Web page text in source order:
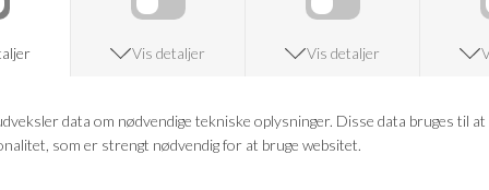
BLACK COLOUR
BLACK COLOUR
BCNETTIE DENIM SKIRT